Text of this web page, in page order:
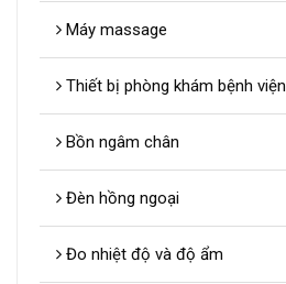
Máy massage
Thiết bị phòng khám bệnh viện
Bồn ngâm chân
Đèn hồng ngoại
Đo nhiệt độ và độ ẩm